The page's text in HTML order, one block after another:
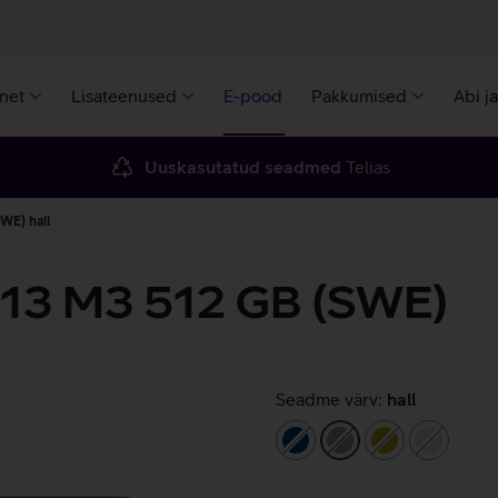
Lisateenused E-pood Pakkumised Abi
Uuskasutatud seadmed Telias
hall
M3 512 GB (SWE)
Seadme värv: hall
tumesinine
hall kuldne